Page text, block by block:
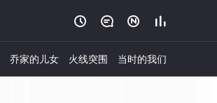
   
乔家的儿女 火线突围 当时的我们